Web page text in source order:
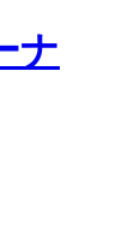
ナ